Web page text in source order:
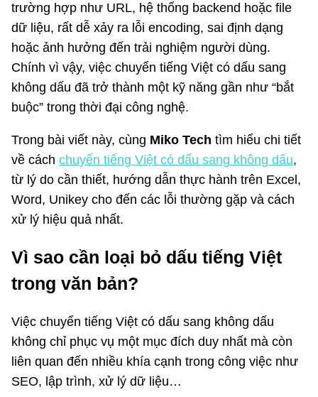
trường hợp như URL, hệ thống backend hoặc file
dữ liệu, rất dễ xảy ra lỗi encoding, sai định dạng
hoặc ảnh hưởng đến trải nghiệm người dùng.
Chính vì vậy, việc chuyển tiếng Việt có dấu sang
không dấu đã trở thành một kỹ năng gần như “bắt
buộc” trong thời đại công nghệ.
Trong bài viết này, cùng Miko Tech tìm hiểu chi tiết
về cách chuyển tiếng Việt có dấu sang không dấu,
từ lý do cần thiết, hướng dẫn thực hành trên Excel,
Word, Unikey cho đến các lỗi thường gặp và cách
xử lý hiệu quả nhất.
Vì sao cần loại bỏ dấu tiếng Việt
trong văn bản?
Việc chuyển tiếng Việt có dấu sang không dấu
không chỉ phục vụ một mục đích duy nhất mà còn
liên quan đến nhiều khía cạnh trong công việc như
SEO, lập trình, xử lý dữ liệu…